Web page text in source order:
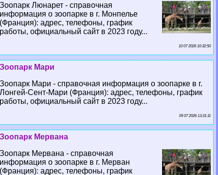
Зоопарк Люнарет - справочная
информация о зоопарке в г. Монпелье
(Франция): адрес, телефоны, график
работы, официальный сайт в 2023 году...
10 07 2026 10:32:50
Зоопарк Мари
Зоопарк Мари - справочная информация о зоопарке в г.
Лонгeй-Сент-Мари (Франция): адрес, телефоны, график
работы, официальный сайт в 2023 году...
09 07 2026 13:31:11
Зоопарк Мервана
Зоопарк Мервана - справочная
информация о зоопарке в г. Мерван
(Франция): адрес, телефоны, график